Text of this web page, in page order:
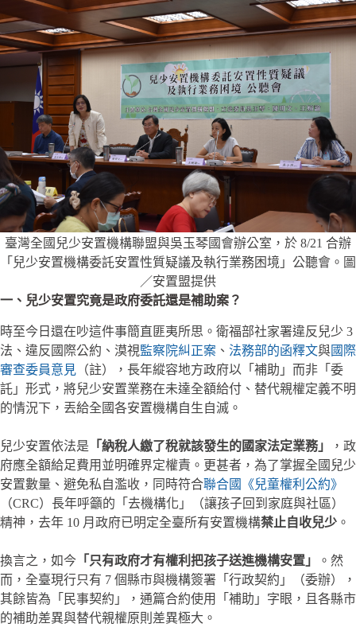
臺灣全國兒少安置機構聯盟與吳玉琴國會辦公室，於 8/21 合辦
「兒少安置機構委託安置性質疑議及執行業務困境」公聽會。圖
／安置盟提供
一、兒少安置究竟是政府委託還是補助案？
時至今日還在吵這件事簡直匪夷所思。衛福部社家署違反兒少 3
法、違反國際公約、漠視監察院糾正案 、 法務部的函釋文與國際
審查委員意見 （註），長年縱容地方政府以「補助」而非「委
託」形式，將兒少安置業務在未達全額給付、替代親權定義不明
的情況下，丟給全國各安置機構自生自滅。
兒少安置依法是 「納稅人繳了稅就該發生的國家法定業務」
，政
府應全額給足費用並明確界定權責。更甚者，為了掌握全國兒少
安置數量、避免私自濫收，同時符合聯合國《兒童權利公約》
（CRC）長年呼籲的「去機構化」（讓孩子回到家庭與社區）
精神，去年 10 月政府已明定全臺所有安置機構禁止自收兒少 。
換言之，如今 「只有政府才有權利把孩子送進機構安置」
。然
而，全臺現行只有 7 個縣市與機構簽署「行政契約」（委辦），
其餘皆為「民事契約」，通篇合約使用「補助」字眼，且各縣市
的補助差異與替代親權原則差異極大。